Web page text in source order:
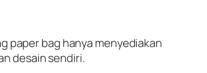
paper bag hanya menyediakan
desain sendiri.